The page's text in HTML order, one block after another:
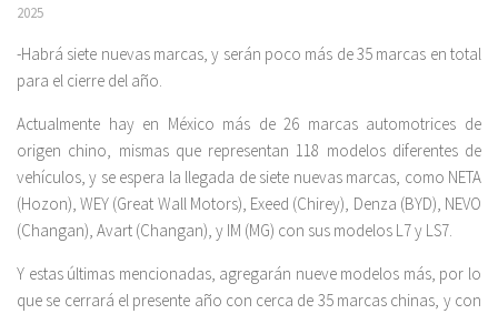
2025
-Habrá siete nuevas marcas, y serán poco más de 35 marcas en total
para el cierre del año.
Actualmente hay en México más de 26 marcas automotrices de
origen chino, mismas que representan 118 modelos diferentes de
vehículos, y se espera la llegada de siete nuevas marcas, como NETA
(Hozon), WEY (Great Wall Motors), Exeed (Chirey), Denza (BYD), NEVO
(Changan), Avart (Changan), y IM (MG) con sus modelos L7 y LS7.
Y estas últimas mencionadas, agregarán nueve modelos más, por lo
que se cerrará el presente año con cerca de 35 marcas chinas, y con